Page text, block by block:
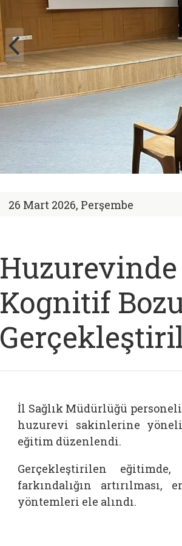
26 Mart 2026, Perşembe
Kognitif
İl Sağlık Müdürlüğü
huzurevi sakinlerine
eğitim düzenlendi.
Gerçekleştirilen
farkındalığın
yöntemleri ele alındı.